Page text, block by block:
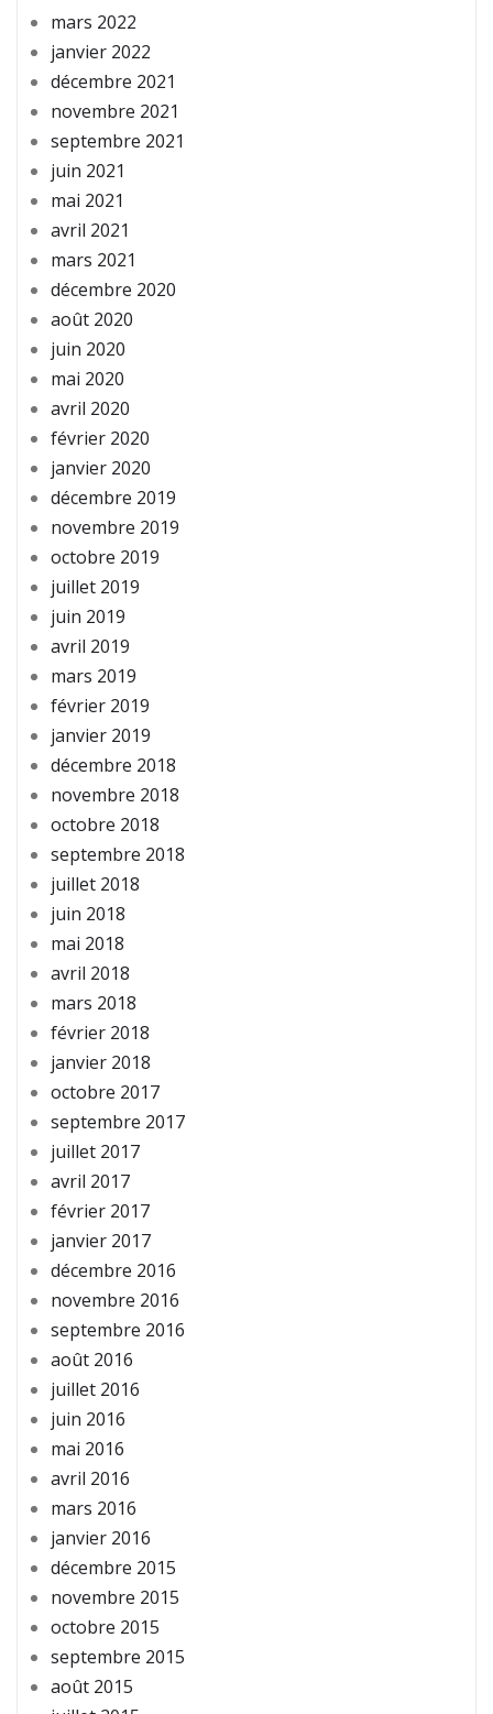
mars 2022
janvier 2022
décembre 2021
novembre 2021
septembre 2021
juin 2021
mai 2021
avril 2021
mars 2021
décembre 2020
août 2020
juin 2020
mai 2020
avril 2020
février 2020
janvier 2020
décembre 2019
novembre 2019
octobre 2019
juillet 2019
juin 2019
avril 2019
mars 2019
février 2019
janvier 2019
décembre 2018
novembre 2018
octobre 2018
septembre 2018
juillet 2018
juin 2018
mai 2018
avril 2018
mars 2018
février 2018
janvier 2018
octobre 2017
septembre 2017
juillet 2017
avril 2017
février 2017
janvier 2017
décembre 2016
novembre 2016
septembre 2016
août 2016
juillet 2016
juin 2016
mai 2016
avril 2016
mars 2016
janvier 2016
décembre 2015
novembre 2015
octobre 2015
septembre 2015
août 2015